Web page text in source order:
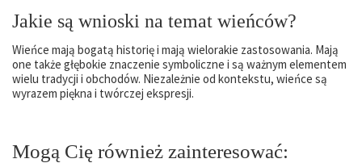
Jakie są wnioski na temat wieńców?
Wieńce mają bogatą historię i mają wielorakie zastosowania. Mają
one także głębokie znaczenie symboliczne i są ważnym elementem
wielu tradycji i obchodów. Niezależnie od kontekstu, wieńce są
wyrazem piękna i twórczej ekspresji.
Mogą Cię również zainteresować: